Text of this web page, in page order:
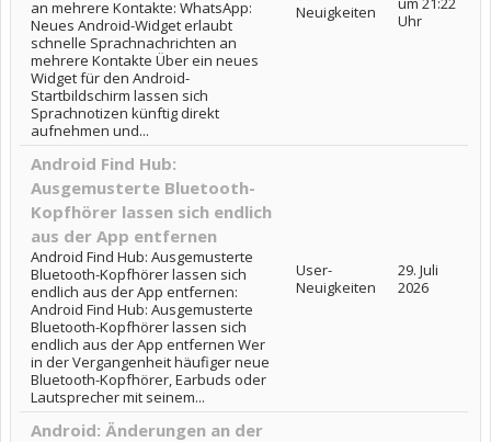
an mehrere Kontakte: WhatsApp:
Neues Android-Widget erlaubt
schnelle Sprachnachrichten an
mehrere Kontakte Über ein neues
Widget für den Android-
Startbildschirm lassen sich
Sprachnotizen künftig direkt
aufnehmen und...
Neuigkeiten
Uhr
Android Find Hub:
Ausgemusterte Bluetooth-
Kopfhörer lassen sich endlich
aus der App entfernen
Android Find Hub: Ausgemusterte
Bluetooth-Kopfhörer lassen sich
endlich aus der App entfernen:
Android Find Hub: Ausgemusterte
Bluetooth-Kopfhörer lassen sich
endlich aus der App entfernen Wer
in der Vergangenheit häufiger neue
Bluetooth-Kopfhörer, Earbuds oder
Lautsprecher mit seinem...
User-
Neuigkeiten
29. Juli
2026
Android: Änderungen an der